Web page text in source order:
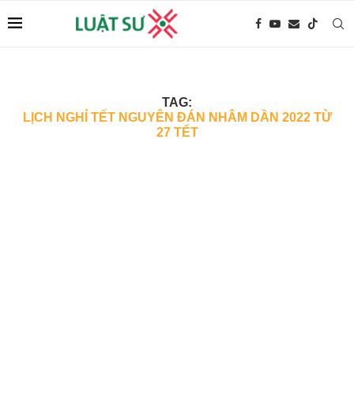
TAG:
LỊCH NGHỈ TẾT NGUYÊN ĐÁN NHÂM DẦN 2022 TỪ
27 TẾT